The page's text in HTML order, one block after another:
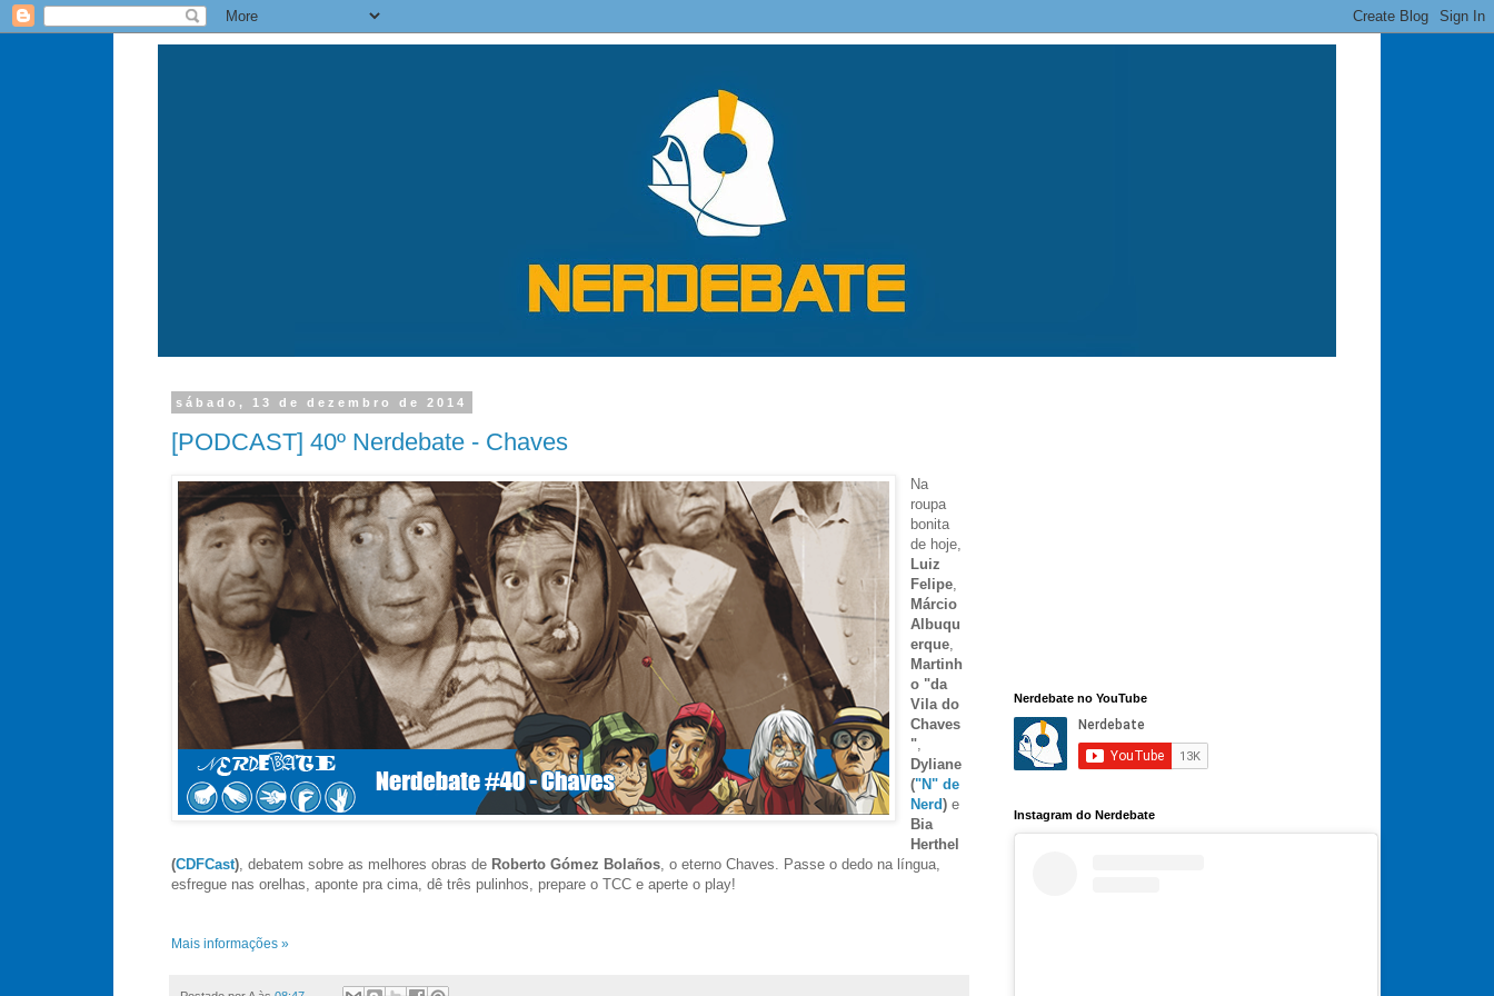
sábado, 13 de dezembro de 2014
[PODCAST] 40º Nerdebate - Chaves
Na
roupa
bonita
de hoje,
Luiz
Felipe
Márcio
Albuqu
erque
Martinh
o "da
Vila do
Chaves
"
Dyliane
("N" de
Nerd) e
Bia
Herthel
(CDFCast) , debatem sobre as melhores obras de Roberto Gómez Bolaños , o eterno Chaves. Passe o dedo na língua,
esfregue nas orelhas, aponte pra cima, dê três pulinhos, prepare o TCC e aperte o play!
Mais informações »
Nerdebate no YouTube
Instagram do Nerdebate